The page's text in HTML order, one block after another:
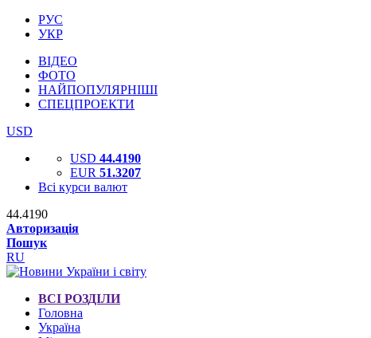
РУС
УКР
ВІДЕО
ФОТО
НАЙПОПУЛЯРНІШІ
СПЕЦПРОЕКТИ
USD
USD 44.4190
EUR 51.3207
Всі курси валют
44.4190
Авторизація
Пошук
RU
ВСІ РОЗДІЛИ
Головна
Україна